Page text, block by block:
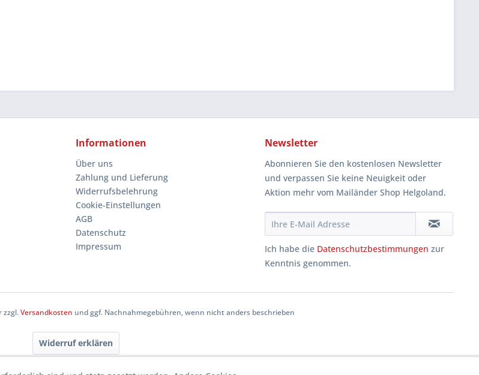
Informationen
Über uns
Zahlung und Lieferung
Widerrufsbelehrung
Cookie-Einstellungen
AGB
Datenschutz
Impressum
Newsletter
Abonnieren Sie den kostenlosen Newsletter
und verpassen Sie keine Neuigkeit oder
Aktion mehr vom Mailänder Shop Helgoland.
Ich habe die Datenschutzbestimmungen zur
Kenntnis genommen.
zzgl.Versandkosten und ggf. Nachnahmegebühren, wenn nicht anders beschrieben
Widerruf erklären